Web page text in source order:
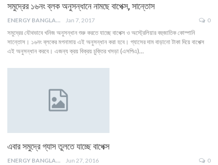
সমুদ্রের ১৬নং ব্লক অনুসন্ধানে নামছে বাপেক্স, সান্তোস
ENERGY BANGLA Jan 7, 2017 0
সমুদ্রের যৌথভাবে খনিজ অনুসন্ধান শুরু করতে যাচ্ছে বাপেক্স ও অস্ট্রেলিয়ার বহুজাতিক কোম্পানি
সান্তোস। ১৬নং ব্লকের মগনামায় এই অনুসন্ধান করা হবে। গ্যাসের দাম বাড়ানো টাকা দিয়ে বাপেক্স
এই অনুসন্ধান করবে। এজন্য ক্রয় বিক্রয় চুক্তির খসড়া (এসপিএ)…
এবার সমুদ্রে গ্যাস তুলতে যাচ্ছে বাপেক্স
ENERGY BANGLA Jun 27, 2016 0